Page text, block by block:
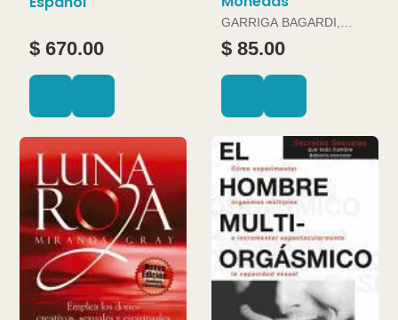
$ 670.00
GARRIGA BAGARDI,
JOAN
$ 85.00